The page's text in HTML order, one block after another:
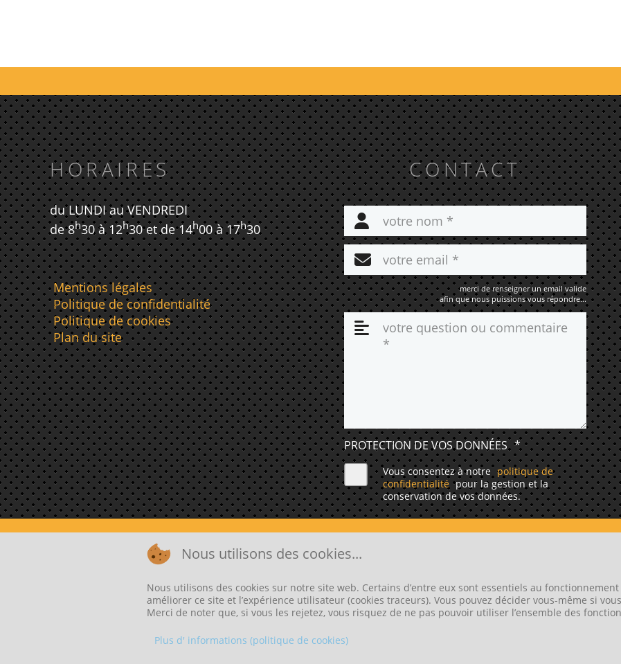
HORAIRES
du LUNDI au VENDREDI
de 8h30 à 12h30 et de 14h00 à 17h30
Mentions légales
Politique de confidentialité
Politique de cookies
Plan du site
CONTACT
merci de renseigner un email valide
afin que nous puissions vous répondre...
PROTECTION DE VOS DONNÉES *
Vous consentez à notre politique de
confidentialité pour la gestion et la
conservation de vos données.
©2026 CRÉATION DU SITE INTERNET À LA RIVIÈRE-DE-CORPS, RÉALISÉ AVEC
Nous utilisons des cookies...
Nous utilisons des cookies sur notre site web. Certains d’entre eux sont essentiels au
améliorer ce site et l’expérience utilisateur (cookies traceurs). Vous pouvez décider vous-même si
Merci de noter que, si vous les rejetez, vous risquez de ne pas pouvoir utiliser l’ensemble des
Plus d' informations (politique de cookies)